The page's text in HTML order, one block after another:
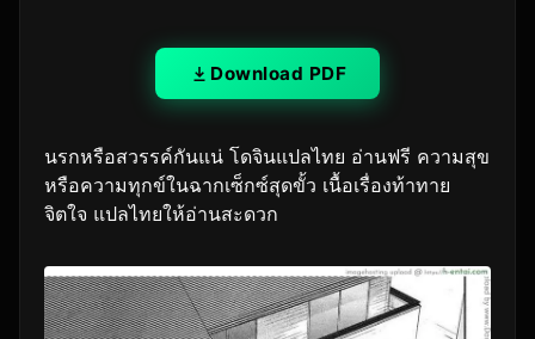
Download PDF
นรกหรือสวรรค์กันแน่ โดจินแปลไทย อ่านฟรี ความสุข
หรือความทุกข์ในฉากเซ็กซ์สุดขั้ว เนื้อเรื่องท้าทาย
จิตใจ แปลไทยให้อ่านสะดวก